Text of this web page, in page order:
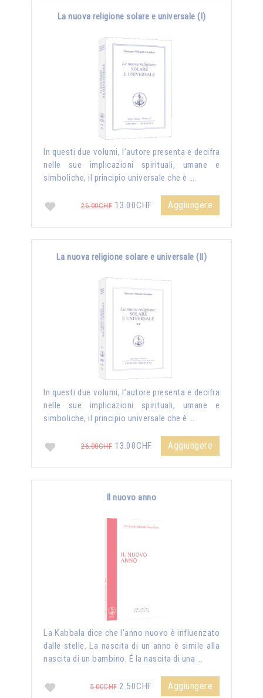
La nuova religione solare e universale (I)
In questi due volumi, l’autore presenta e decifra
nelle sue implicazioni spirituali, umane e
simboliche, il principio universale che è …
26.00CHF 13.00CHF Aggiungere
La nuova religione solare e universale (II)
In questi due volumi, l’autore presenta e decifra
nelle sue implicazioni spirituali, umane e
simboliche, il principio universale che è …
26.00CHF 13.00CHF Aggiungere
Il nuovo anno
La Kabbala dice che l'anno nuovo è influenzato
dalle stelle. La nascita di un anno è simile alla
nascita di un bambino. É la nascita di una …
5.00CHF2.50CHF Aggiungere